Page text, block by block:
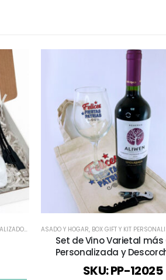
TECNOLOGÍA / CELULAR / COMPUTACIÓN /
ASADO Y HOGAR, BOX GIFT Y KIT
Set de Vino Varietal más
Personalizada y
SKU: PP-12025